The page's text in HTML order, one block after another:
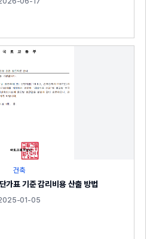
건축
표 기준 감리비용 산출 방법
01-05